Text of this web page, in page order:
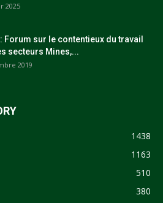
2025
Forum sur le contentieux du travail
secteurs Mines,...
2019
1438
1163
510
380